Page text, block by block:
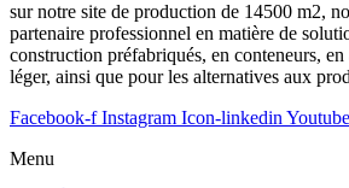
sur notre site de production de 14500 m2,
partenaire professionnel en matière de
construction préfabriqués, en conteneurs,
léger, ainsi que pour les alternatives aux
Facebook-f Instagram Icon-linkedin Youtube
Menu